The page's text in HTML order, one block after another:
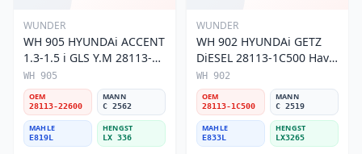
WUNDER
WH 905 HYUNDAi ACCENT
1.3-1.5 i GLS Y.M 28113-
22600 Hava Filtresi
WH 905
OEM
28113-22600
MANN
C 2562
MAHLE
E819L
HENGST
LX 336
WUNDER
WH 902 HYUNDAi GETZ
DiESEL 28113-1C500 Hava
Filtresi
WH 902
OEM
28113-1C500
MANN
C 2519
MAHLE
E833L
HENGST
LX3265